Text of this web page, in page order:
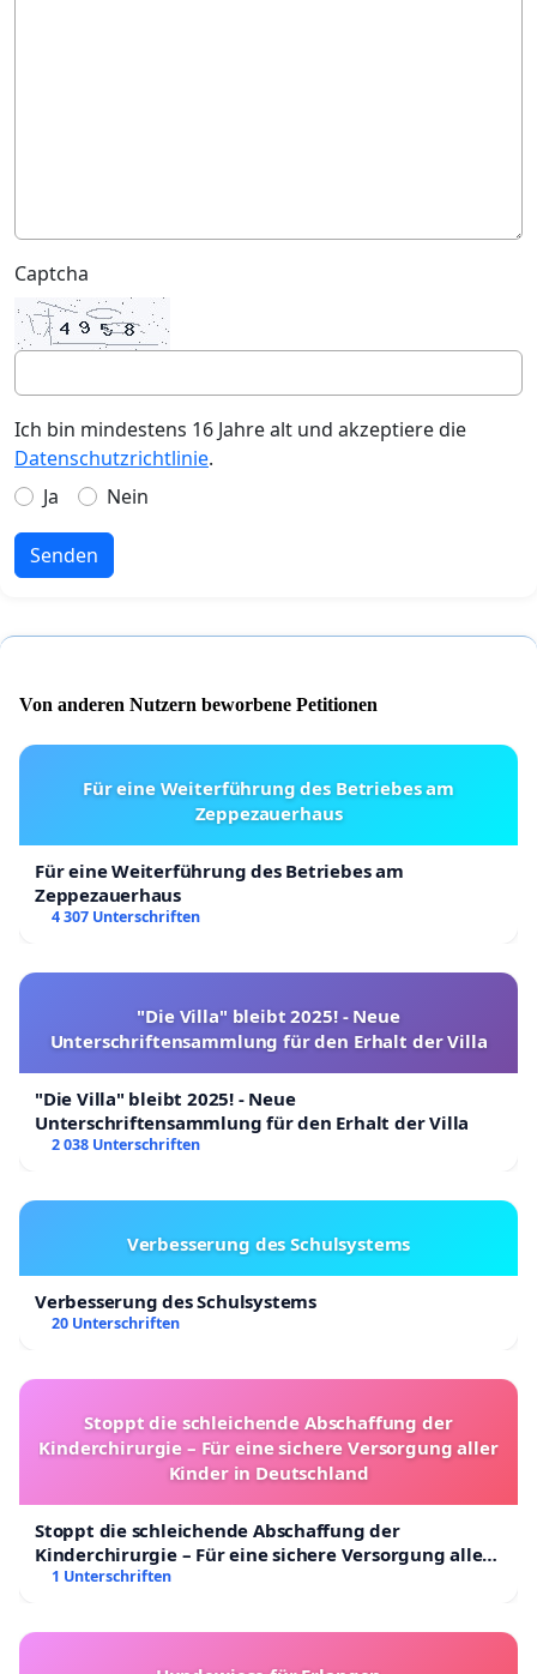
Captcha
Ich bin mindestens 16 Jahre alt und akzeptiere die
Datenschutzrichtlinie.
Ja
Nein
Senden
Von anderen Nutzern beworbene Petitionen
Für eine Weiterführung des Betriebes am
Zeppezauerhaus
Für eine Weiterführung des Betriebes am
Zeppezauerhaus
4 307 Unterschriften
"Die Villa" bleibt 2025! - Neue
Unterschriftensammlung für den Erhalt der Villa
"Die Villa" bleibt 2025! - Neue
Unterschriftensammlung für den Erhalt der Villa
2 038 Unterschriften
Verbesserung des Schulsystems
Verbesserung des Schulsystems
20 Unterschriften
Stoppt die schleichende Abschaffung der
Kinderchirurgie – Für eine sichere Versorgung aller
Kinder in Deutschland
Stoppt die schleichende Abschaffung der
Kinderchirurgie – Für eine sichere Versorgung aller
Kinder in Deutschland
1 Unterschriften